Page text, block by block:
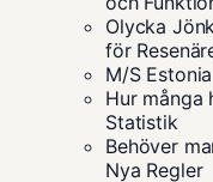
Olycka
för
M/S
Hur många
Statistik
Behöver
Nya Regler